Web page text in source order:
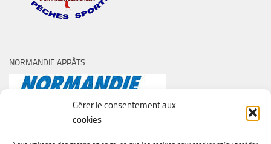
Gérer le consentement aux
cookies
NORMANDIE APPÂTS